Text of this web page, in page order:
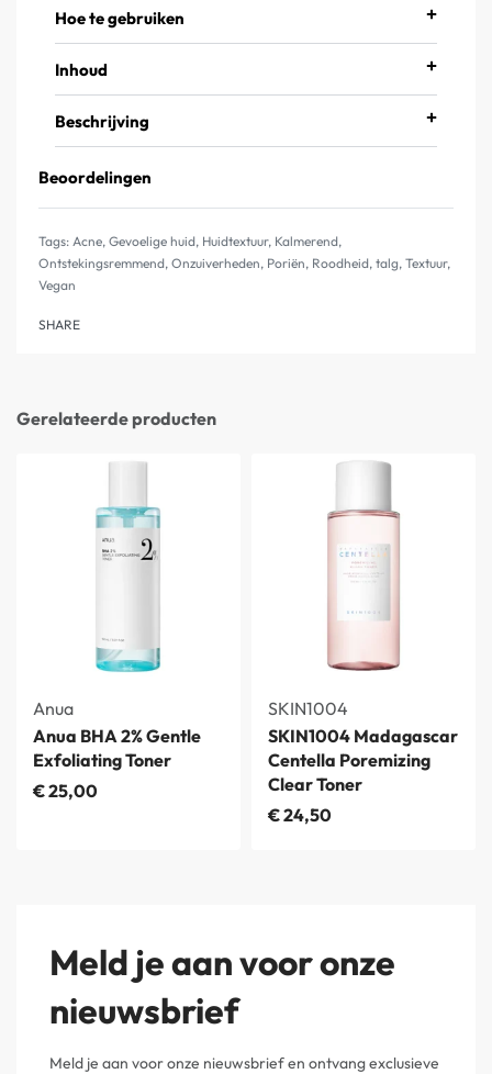
Hoe te gebruiken
Inhoud
Beschrijving
Beoordelingen
Tags: Acne, Gevoelige huid, Huidtextuur, Kalmerend,
Ontstekingsremmend, Onzuiverheden, Poriën, Roodheid, talg, Textuur,
Vegan
SHARE
Gerelateerde producten
Anua
Anua BHA 2% Gentle
Exfoliating Toner
€25,00
SKIN1004
SKIN1004 Madagascar
Centella Poremizing
Clear Toner
€24,50
Meld je aan voor onze
nieuwsbrief
Meld je aan voor onze nieuwsbrief en ontvang exclusieve